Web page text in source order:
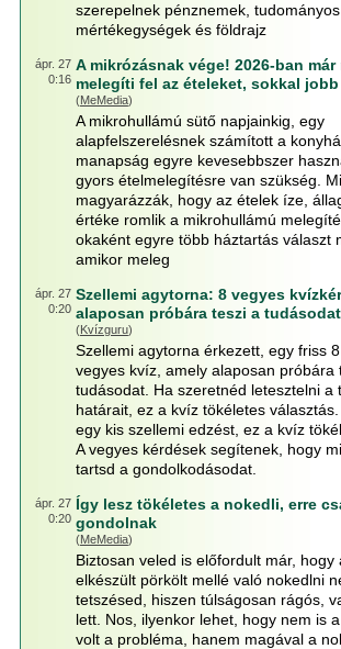
szerepelnek pénznemek, tudományos
mértékegységek és földrajz
ápr. 27
0:16
A mikrózásnak vége! 2026-ban
melegíti fel az ételeket, sokkal
(MeMedia)
A mikrohullámú sütő napjainkig, egy
alapfelszerelésnek számított a
manapság egyre kevesebbszer
gyors ételmelegítésre van szükség.
magyarázzák, hogy az ételek íze,
értéke romlik a mikrohullámú
okaként egyre több háztartás választ
amikor meleg
ápr. 27
0:20
Szellemi agytorna: 8 vegyes
alaposan próbára teszi a tudásodat
(Kvízguru)
Szellemi agytorna érkezett, egy friss
vegyes kvíz, amely alaposan próbára
tudásodat. Ha szeretnéd letesztelni a
határait, ez a kvíz tökéletes
egy kis szellemi edzést, ez a kvíz
A vegyes kérdések segítenek, hogy
tartsd a gondolkodásodat.
ápr. 27
0:20
Így lesz tökéletes a nokedli, erre
gondolnak
(MeMedia)
Biztosan veled is előfordult már, hogy
elkészült pörkölt mellé való nokedlni
tetszésed, hiszen túlságosan rágós,
lett. Nos, ilyenkor lehet, hogy nem is
volt a probléma, hanem magával a